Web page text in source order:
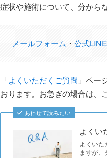
症状や施術について、分から
メールフォーム ・ 公式LINE
「よくいただくご質問 」ペー
おります。お急ぎの場合は、
あわせて読みたい
よくい
よくい
ますが